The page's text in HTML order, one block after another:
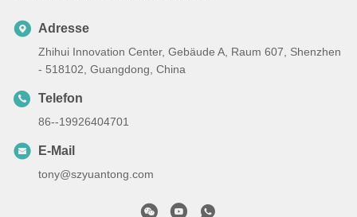
Adresse
Zhihui Innovation Center, Gebäude A, Raum 607, Shenzhen
- 518102, Guangdong, China
Telefon
86--19926404701
E-Mail
tony@szyuantong.com